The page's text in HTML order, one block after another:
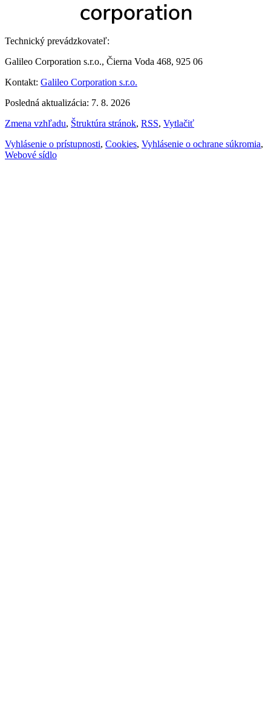
Technický prevádzkovateľ:
Galileo Corporation s.r.o., Čierna Voda 468, 925 06
Kontakt: Galileo Corporation s.r.o.
Posledná aktualizácia: 7. 8. 2026
Zmena vzhľadu, Štruktúra stránok, RSS, Vytlačiť
Vyhlásenie o prístupnosti, Cookies, Vyhlásenie o ochrane súkromia,
Webové sídlo